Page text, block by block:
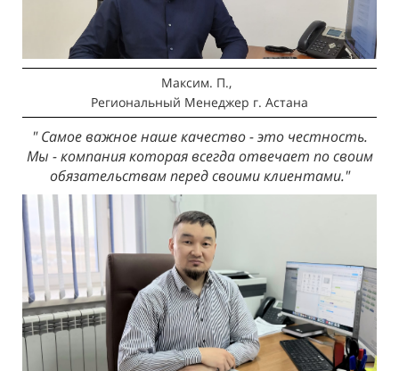
Максим. П.,
Региональный Менеджер г. Астана
" Самое важное наше качество - это честность.
Мы - компания которая всегда отвечает по своим
обязательствам перед своими клиентами."